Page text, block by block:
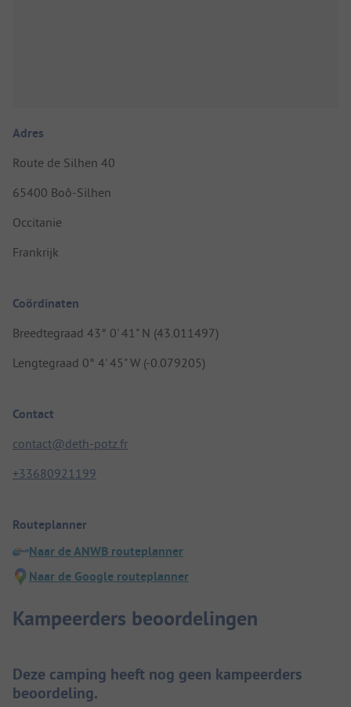
Adres
Route de Silhen 40
65400 Boô-Silhen
Occitanie
Frankrijk
Coördinaten
Breedtegraad 43° 0' 41" N (43.011497)
Lengtegraad 0° 4' 45" W (-0.079205)
Contact
contact@deth-potz.fr
+33680921199
Routeplanner
Naar de ANWB routeplanner
Naar de Google routeplanner
Kampeerders beoordelingen
Deze camping heeft nog geen kampeerders
beoordeling.